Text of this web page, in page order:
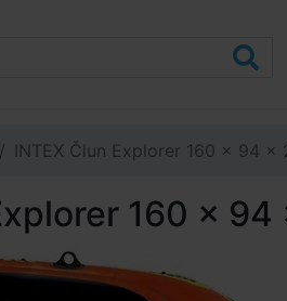
INTEX Člun Explorer 160 x 94 x
160 x 94